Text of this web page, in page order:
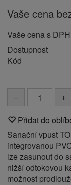
Vaše cena
Vaše cena s DPH
Dostupnost
Kód
− +
Přidat do
Sanační vpust
integrovanou
lze zasunout do
nižší odtokovou
možnost